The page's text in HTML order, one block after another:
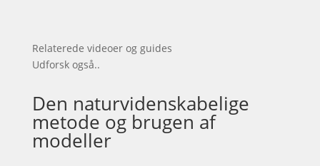
Relaterede videoer og guides
Udforsk også..
Den naturvidenskabelige
metode og brugen af
modeller